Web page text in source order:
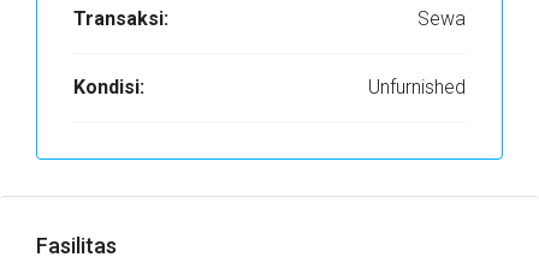
Transaksi: Sewa
Kondisi: Unfurnished
Fasilitas